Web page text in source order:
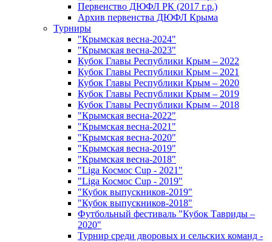
Первенство ДЮФЛ РК (2017 г.р.)
Архив первенства ДЮФЛ Крыма
Турниры
"Крымская весна-2024"
"Крымская весна-2023"
Кубок Главы Республики Крым – 2022
Кубок Главы Республики Крым – 2021
Кубок Главы Республики Крым – 2020
Кубок Главы Республики Крым – 2019
Кубок Главы Республики Крым – 2018
"Крымская весна-2022"
"Крымская весна-2021"
"Крымская весна-2020"
"Крымская весна-2019"
"Крымская весна-2018"
"Liga Космос Cup - 2021"
"Liga Космос Cup - 2019"
"Кубок выпускников-2019"
"Кубок выпускников-2018"
Футбольный фестиваль "Кубок Тавриды –
2020"
Турнир среди дворовых и сельских команд -